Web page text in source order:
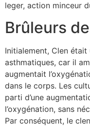
leger, action minceur
Brûleurs
Initialement, Clen
asthmatiques, car il
augmentait
dans le corps. Les
parti d’une
l’oxygénation, sans
Par conséquent, le